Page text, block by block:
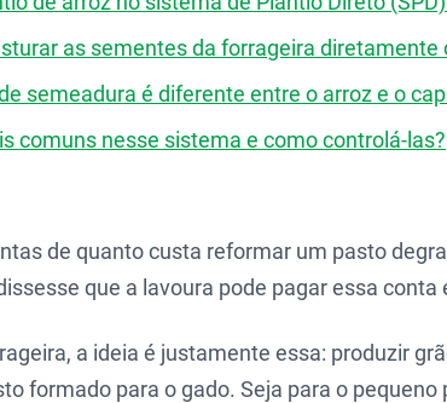
as sementes da forrageira diretamente
semeadura é diferente entre o arroz e o
comuns nesse sistema e como controlá-las?
de quanto custa reformar um pasto
que a lavoura pode pagar essa conta
a ideia é justamente essa: produzir
formado para o gado. Seja para o pequeno